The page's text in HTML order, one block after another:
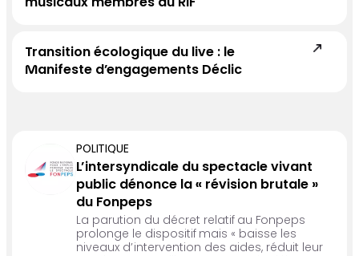
musicaux membres du RIF
Transition écologique du live : le
Manifeste d’engagements Déclic
POLITIQUE
L’intersyndicale du spectacle vivant
public dénonce la « révision brutale »
du Fonpeps
La parution du décret relatif au Fonpeps
prolonge le dispositif mais « baisse les
niveaux d’intervention des aides, réduit leur